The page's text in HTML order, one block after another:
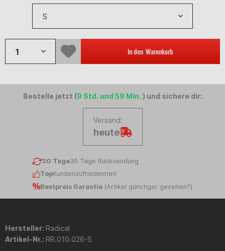
In den Warenkorb
Bestelle jetzt (9 Std. und 59 Min. ) und sichere dir:
Versand:
heute
30 Tage30 Tage Rücksendung
TopKundenzufriedenheit
Bestpreis Garantie (Artikel günstiger gesehen?)
Hersteller: Radical
Artikel-Nr.: RR.010.026-S